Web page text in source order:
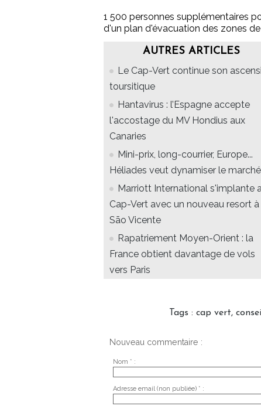
1 500 personnes supplémentaires
d'un plan d'évacuation des zones
AUTRES ARTICLES
Le Cap-Vert continue son
toursitique
Hantavirus : l’Espagne accepte
l'accostage du MV Hondius aux
Canaries
Mini-prix, long-courrier, Europe...
Héliades veut dynamiser le marché
Marriott International s'implante
Cap-Vert avec un nouveau resort à
São Vicente
Rapatriement Moyen-Orient : la
France obtient davantage de vols
vers Paris
Tags : cap vert,
Nouveau commentaire :
Nom * :
Adresse email (non publiée) * :